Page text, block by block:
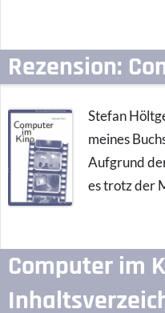
Rezension:
Stefan
meines
Aufgrund
es trotz der
Computer im